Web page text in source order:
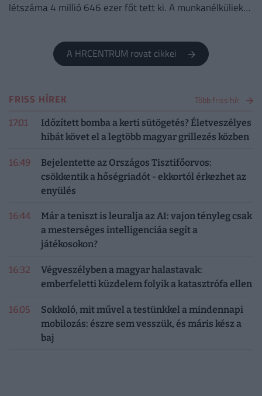
létszáma 4 millió 646 ezer főt tett ki. A munkanélküliek
A HRCENTRUM rovat cikkei
FRISS HÍREK Több friss hír
17:01
Időzített bomba a kerti sütögetés? Életveszélyes
hibát követ el a legtöbb magyar grillezés közben
16:49
Bejelentette az Országos Tisztifőorvos:
csökkentik a hőségriadót - ekkortól érkezhet az
enyülés
16:44
Már a teniszt is leuralja az AI: vajon tényleg csak
a mesterséges intelligenciáa segít a
játékosokon?
16:32
Végveszélyben a magyar halastavak:
emberfeletti küzdelem folyik a katasztrófa ellen
16:05
Sokkoló, mit művel a testünkkel a mindennapi
mobilozás: észre sem vesszük, és máris kész a
baj